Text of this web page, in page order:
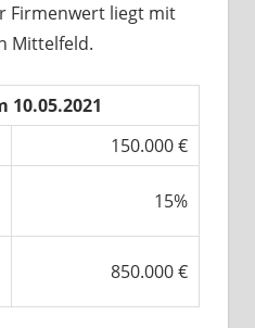
Firmenwert liegt mit
Mittelfeld.
10.05.2021
150.000 €
15%
850.000 €